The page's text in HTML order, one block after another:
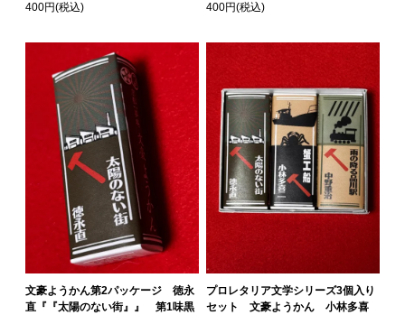
400円(税込)
400円(税込)
文豪ようかん第2パッケージ 徳永
直『『太陽のない街』』 第1味黒
プロレタリア文学シリーズ3個入り
セット 文豪ようかん 小林多喜